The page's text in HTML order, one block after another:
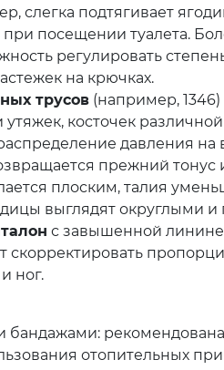
слегка подтягивает
при посещении туалета.
регулировать
на крючках.
трусов (например,
косточек
давления
прежний
плоским, талия
выглядят округлыми
с завышенной
скорректировать
ног.
бандажами:
отопительных